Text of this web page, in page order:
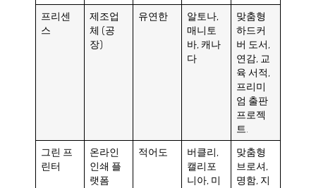
프리센
스
제조업
체 (공
장)
유연한
알토나,
매니토
바, 캐나
다
맞춤형
하드커
버 도서,
연감, 교
육 서적,
프리미
엄 출판
프로젝
트.
그린 프
린터
온라인
인쇄 플
랫폼
적어도
버클리,
캘리포
니아, 미
맞춤형
브로셔,
명함, 지